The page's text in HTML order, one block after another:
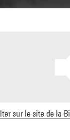
sur le site de la